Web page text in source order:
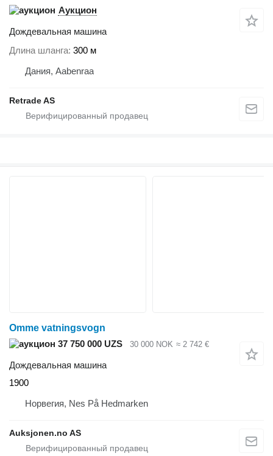
Аукцион
Дождевальная машина
Длина шланга 300 м
Дания, Aabenraa
Retrade AS
Omme vatningsvogn
37 750 000 UZS
30 000 NOK ≈ 2 742 €
Дождевальная машина
1900
Норвегия, Nes På Hedmarken
Auksjonen.no AS